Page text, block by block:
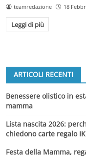
teamredazione 18
Leggi di più
ARTICOLI RECENTI
Benessere olistico in
mamma
Lista nascita 2026:
chiedono carte regalo
Festa della Mamma,